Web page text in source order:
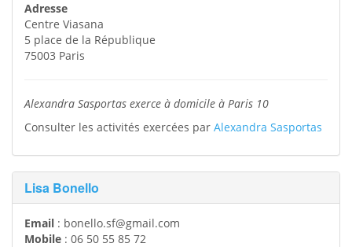
Adresse
Centre Viasana
5 place de la République
75003 Paris
Alexandra Sasportas exerce à domicile à Paris 10
Consulter les activités exercées par Alexandra Sasportas
Lisa Bonello
Email : bonello.sf@gmail.com
Mobile : 06 50 55 85 72